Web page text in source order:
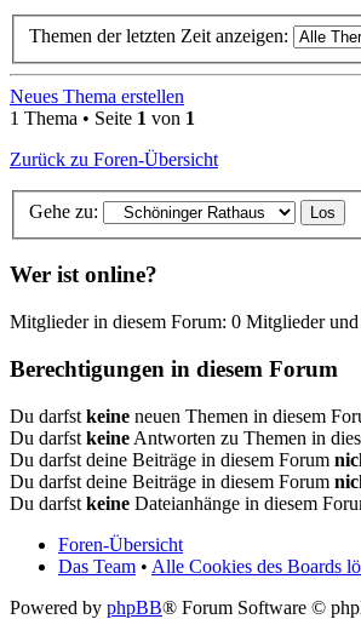
Themen der letzten Zeit anzeigen:
Neues Thema erstellen
1 Thema • Seite 1 von 1
Zurück zu Foren-Übersicht
Gehe zu:
Wer ist online?
Mitglieder in diesem Forum: 0 Mitglieder und
Berechtigungen in diesem Forum
Du darfst keine neuen Themen in diesem
Du darfst keine Antworten zu Themen in
Du darfst deine Beiträge in diesem Forum
Du darfst deine Beiträge in diesem Forum
Du darfst keine Dateianhänge in diesem
Foren-Übersicht
Das Team • Alle Cookies des Boards
Powered by phpBB® Forum Software ©